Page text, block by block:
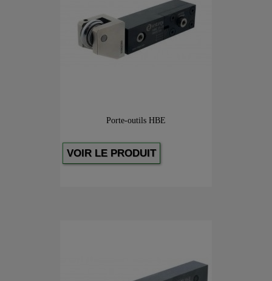
Porte-outils HBE
VOIR LE PRODUIT